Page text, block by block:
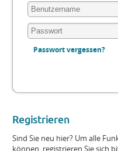
Passwort vergessen?
Registrieren
Sind Sie neu hier? Um alle
können, registrieren Sie sich